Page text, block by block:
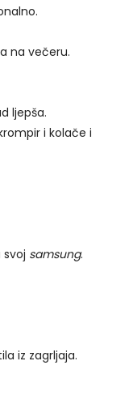
na večeru.
ljepša.
i kolače i
samsung.
iz zagrljaja.